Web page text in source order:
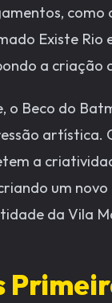
como
Existe Rio
a criação
o Beco do
artística.
a
um
da Vila